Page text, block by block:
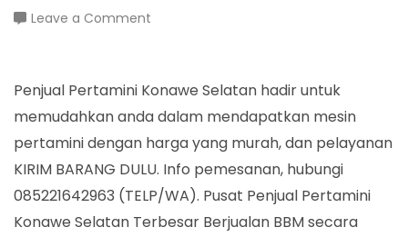
Leave a Comment
Konawe
Selatan
Penjual Pertamini Konawe Selatan hadir untuk
memudahkan anda dalam mendapatkan mesin
pertamini dengan harga yang murah, dan pelayanan
KIRIM BARANG DULU. Info pemesanan, hubungi
085221642963 (TELP/WA). Pusat Penjual Pertamini
Konawe Selatan Terbesar Berjualan BBM secara